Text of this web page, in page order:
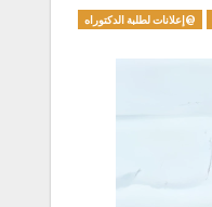
@إعلانات لطلبة الدكتوراه